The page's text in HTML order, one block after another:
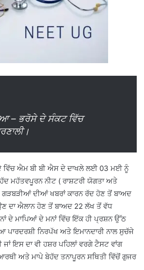
– ਭਰੋਸੇ ਦੇ ਸੰਕਟ ਵਿੱਚ
ਵਿੱਚ ਐਮ ਬੀ ਬੀ ਐਸ ਦੇ ਦਾਖਲੇ ਲਈ 03 ਮਈ ਨੂੰ
ਮਹੱਤਵਪੂਰਨ ਨੀਟ ( ਰਾਸ਼ਟਰੀ ਯੋਗਤਾ ਅਤੇ
ਗੜਬੜੀਆਂ ਦੀਆਂ ਖਬਰਾਂ ਕਾਰਨ ਰੱਦ ਹੋਣ ਤੋਂ ਬਾਅਦ
ਦਾ ਐਲਾਨ ਹੋਣ ਤੋਂ ਬਾਅਦ 22 ਲੱਖ ਤੋਂ ਵੱਧ
ਦੇ ਮਾਪਿਆਂ ਦੇ ਮਨਾਂ ਵਿੱਚ ਇੱਕ ਹੀ ਪ੍ਰਸ਼ਨ ਉੱਠ
ਪਾਰਦਰਸ਼ੀ ਨਿਰਪੱਖ ਅਤੇ ਇਮਾਨਦਾਰੀ ਨਾਲ ਸੁਚੱਜੇ
ਇਸ ਦਾ ਵੀ ਹਸ਼ਰ ਪਹਿਲਾਂ ਵਰਗੇ ਟੈਸਟ ਵਾਂਗ
ਅਤੇ ਮਾਪੇ ਬੇਹੱਦ ਤਨਾਪੂਰਨ ਸਥਿਤੀ ਵਿੱਚੋਂ ਗੁਜਰ